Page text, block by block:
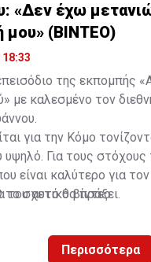
από το αεροδρόμιο του
με τις αποσκευές από
Νόβι Σαντ και
αγώνα στο αεροδρόμιο
τοπικός συνοδός
από το ξενοδοχείο
ξεναγός κατά την
«Δεν έχω
μου» (ΒΙΝΤΕΟ)
της εκπομπής
με καλεσμένο τον
για την Κόμο
υψηλό. Για τους
είναι καλύτερο για τον
του αυτό θα πράξει.
το σχετικό βίντεο.
Περισσότερα